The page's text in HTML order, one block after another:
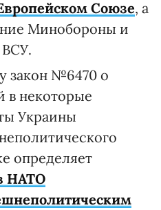
Союзе, а
Минобороны и
ВСУ.
закон №6470 о
в некоторые
Украины
определяет
НАТО